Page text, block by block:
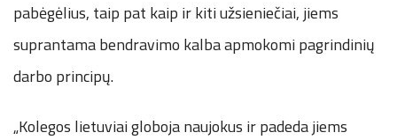
pabėgėlius, taip pat kaip ir kiti užsieniečiai, jiems
suprantama bendravimo kalba apmokomi pagrindinių
darbo principų.
„Kolegos lietuviai globoja naujokus ir padeda jiems